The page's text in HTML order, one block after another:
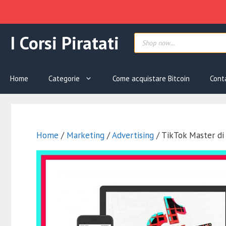
contenuto
I Corsi Piratati Products
search
Home Categorie Come acquistare Bitcoin
Home / Marketing /Advertising / TikTok Master di